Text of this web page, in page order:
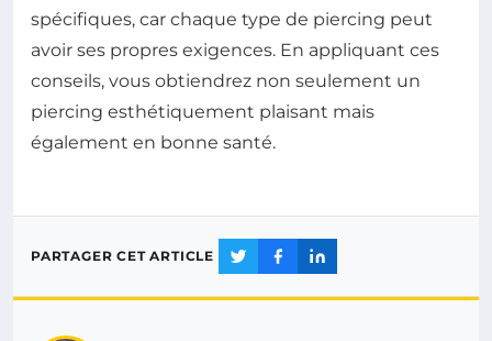
spécifiques, car chaque type de piercing peut
avoir ses propres exigences. En appliquant ces
conseils, vous obtiendrez non seulement un
piercing esthétiquement plaisant mais
également en bonne santé.
PARTAGER CET ARTICLE